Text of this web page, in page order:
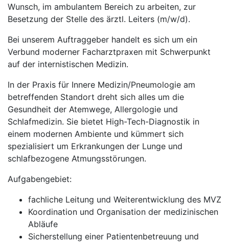
Wunsch, im ambulantem Bereich zu arbeiten, zur
Besetzung der Stelle des ärztl. Leiters (m/w/d).
Bei unserem Auftraggeber handelt es sich um ein
Verbund moderner Facharztpraxen mit Schwerpunkt
auf der internistischen Medizin.
In der Praxis für Innere Medizin/Pneumologie am
betreffenden Standort dreht sich alles um die
Gesundheit der Atemwege, Allergologie und
Schlafmedizin. Sie bietet High-Tech-Diagnostik in
einem modernen Ambiente und kümmert sich
spezialisiert um Erkrankungen der Lunge und
schlafbezogene Atmungsstörungen.
Aufgabengebiet:
fachliche Leitung und Weiterentwicklung des MVZ
Koordination und Organisation der medizinischen
Abläufe
Sicherstellung einer Patientenbetreuung und